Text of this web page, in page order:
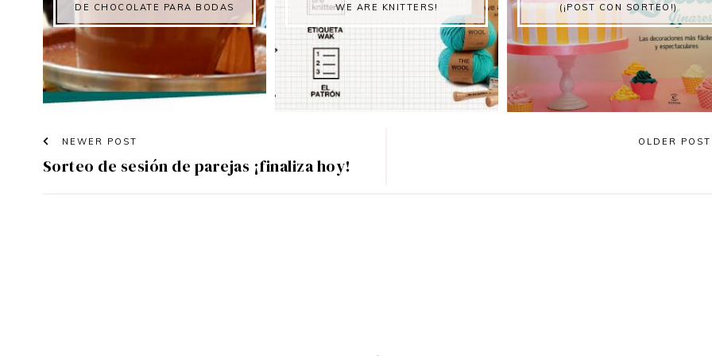
DE CHOCOLATE PARA BODAS WE ARE KNITTERS! (¡POST CON SORTEO!)
NEWER POST
Sorteo de sesión de parejas ¡finaliza hoy!
OLDER